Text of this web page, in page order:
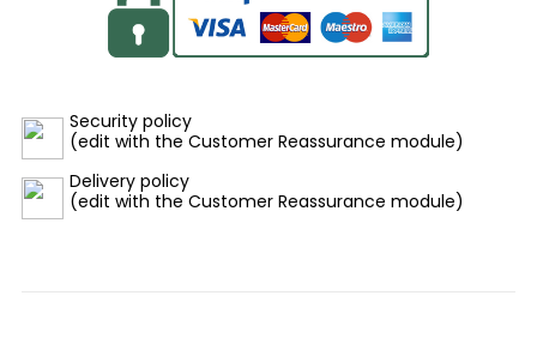
Security policy
(edit with the Customer Reassurance module)
Delivery policy
(edit with the Customer Reassurance module)